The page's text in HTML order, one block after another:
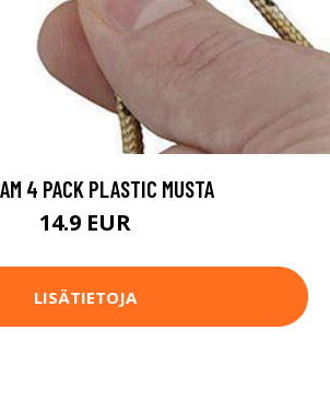
4 PACK PLASTIC MUSTA
14.9 EUR
LISÄTIETOJA